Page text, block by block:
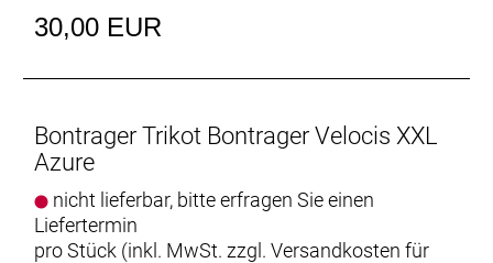
30,00 EUR
Bontrager Trikot Bontrager Velocis XXL
Azure
nicht lieferbar, bitte erfragen Sie einen
Liefertermin
pro Stück (inkl. MwSt. zzgl. Versandkosten für